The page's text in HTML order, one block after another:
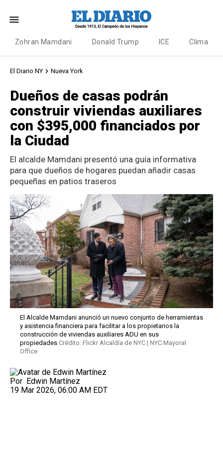
Zohran Mamdani Donald Trump ICE Clima
El Diario NY Nueva York
Dueños de casas podrán
construir viviendas auxiliares
con $395,000 financiados por
la Ciudad
El alcalde Mamdani presentó una guía informativa
para que dueños de hogares puedan añadir casas
pequeñas en patios traseros
El Alcalde Mamdani anunció un nuevo conjunto de herramientas
y asistencia financiera para facilitar a los propietarios la
construcción de viviendas auxiliares ADU en sus
propiedades Crédito: Flickr Alcaldía de NYC | NYC Mayoral
Office
Por Edwin Martínez
19 Mar 2026, 06:00 AM EDT